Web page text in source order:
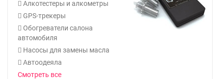
Алкотестеры и алкометры
GPS-трекеры
Обогреватели салона
автомобиля
Насосы для замены масла
Автоодеяла
Смотреть все